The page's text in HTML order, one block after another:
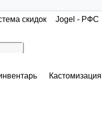
скидок Jogel - РФС
Кастомизация